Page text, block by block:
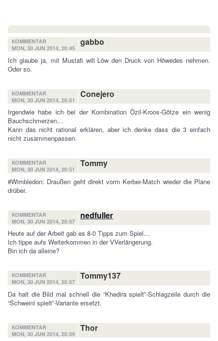
KOMMENTAR
MON, 30 JUN 2014, 20:45
gabbo
Ich glaube ja, mit Mustafi will Löw den Druck von Höwedes nehmen.
Oder so.
KOMMENTAR
MON, 30 JUN 2014, 20:51
Conejero
Irgendwie habe ich bei der Kombination Özil-Kroos-Götze ein wenig
Bauchschmerzen…
Kann das nicht rational erklären, aber ich denke dass die 3 einfach
nicht zusammenpassen.
KOMMENTAR
MON, 30 JUN 2014, 20:51
Tommy
#Wimbledon: Draußen geht direkt vorm Kerber-Match wieder die Plane
drüber.
KOMMENTAR
MON, 30 JUN 2014, 20:57
nedfuller
Heute auf der Arbeit gab es 8-0 Tipps zum Spiel…
Ich tippe aufs Weiterkommen in der VVerlängerung.
Bin ich da alleine?
KOMMENTAR
MON, 30 JUN 2014, 20:57
Tommy137
Da halt die Bild mal schnell die “Khedira spielt”-Schlagzeile durch die
“Schweini spielt”-Variante ersetzt.
KOMMENTAR
MON, 30 JUN 2014, 20:59
Thor